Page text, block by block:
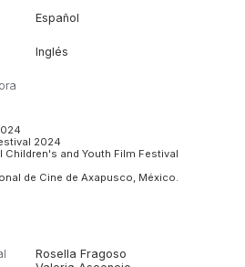
Español
Inglés
2024
and Youth Film Festival
de Cine de Axapusco, México.
Rosella Fragoso